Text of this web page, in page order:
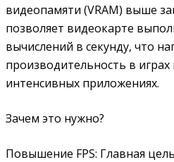
видеопамяти (VRAM) выше
позволяет видеокарте
вычислений в секунду‚ что
производительность в играх
интенсивных приложениях.
Зачем это нужно?
Повышение FPS: Главная